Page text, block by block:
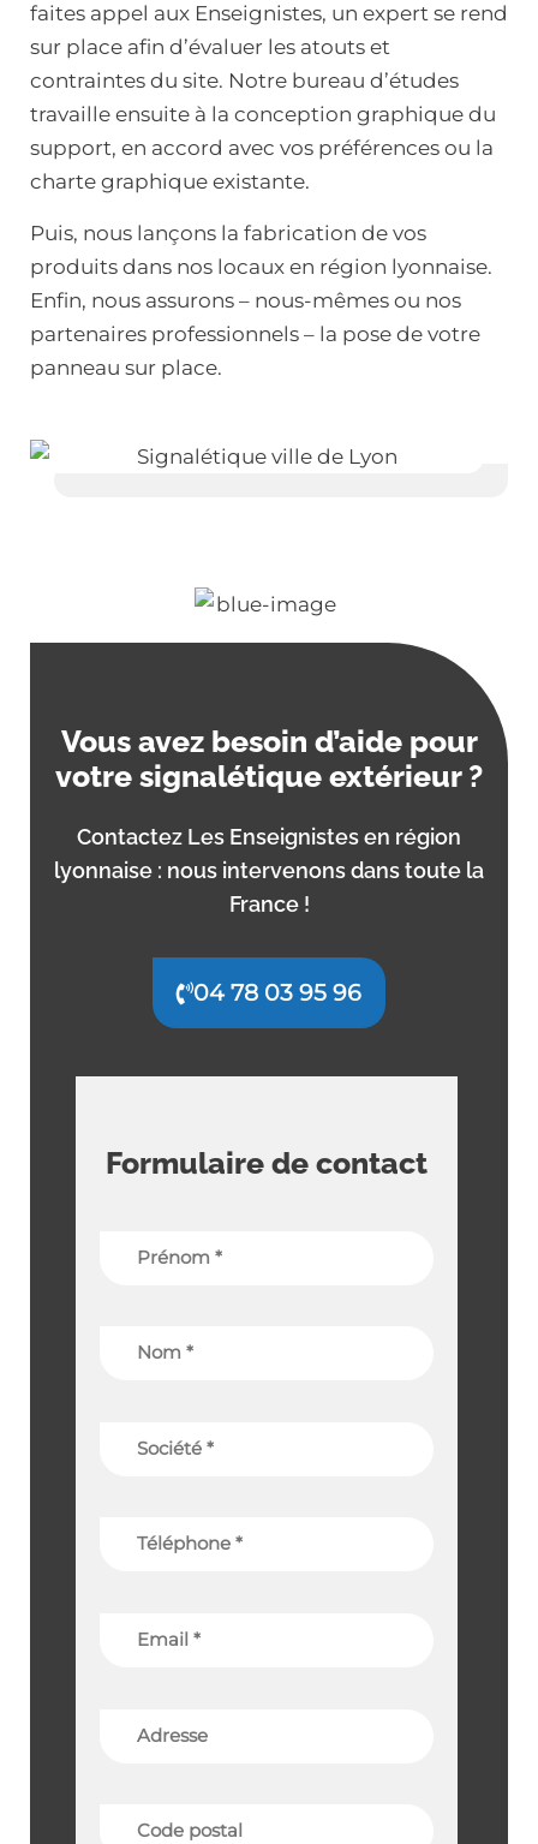
faites appel aux Enseignistes, un expert se rend
sur place afin d’évaluer les atouts et
contraintes du site. Notre bureau d’études
travaille ensuite à la conception graphique du
support, en accord avec vos préférences ou la
charte graphique existante.
Puis, nous lançons la fabrication de vos
produits dans nos locaux en région lyonnaise.
Enfin, nous assurons – nous-mêmes ou nos
partenaires professionnels – la pose de votre
panneau sur place.
Vous avez besoin d’aide pour
votre signalétique extérieur ?
Contactez Les Enseignistes en région
lyonnaise : nous intervenons dans toute la
France !
04 78 03 95 96
Formulaire de contact